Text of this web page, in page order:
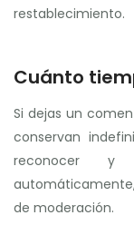
restablecimiento.
Cuánto
Si dejas un
conservan
reconocer y
de moderación.